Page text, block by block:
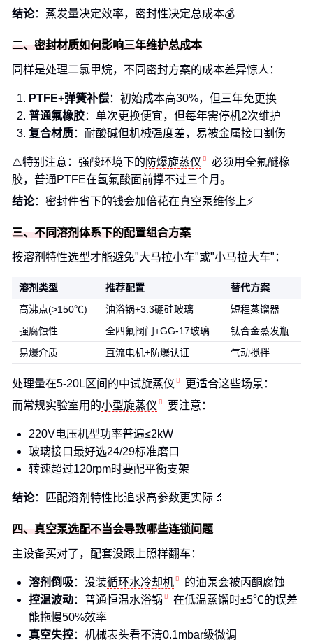
结论：蒸发量决定效率，密封性决定总成本💰
二、密封材质如何影响三年维护总成本
同样是处理二氯甲烷，不同密封方案的成本差异惊人：
PTFE+弹簧补偿：初始成本高30%，但三年免更换
普通氟橡胶：单次更换便宜，但每年需停机2次维护
复合材质：耐酸碱但机械强度差，易被金属接口割伤
⚠️特别注意：强酸环境下的 防爆旋蒸仪
必须用全氟醚橡
胶，普通PTFE在氢氟酸面前撑不过三个月。
结论：密封件省下的钱会加倍花在真空泵维修上⚡
三、不同溶剂体系下的配置组合方案
按溶剂特性选型才能避免"大马拉小车"或"小马拉大车"：
溶剂类型 推荐配置
替代方案
高沸点(>150℃)
油浴锅+3.3硼硅玻璃
短程蒸馏器
强腐蚀性
全四氟阀门+GG-17玻璃
钛合金蒸发瓶
易爆介质
直流电机+防爆认证 气动搅拌
处理量在5-20L区间的中试旋蒸仪
更适合这些场景：
而常规实验室用的小型旋蒸仪 要注意：
220V电压机型功率普遍≤2kW
玻璃接口最好选24/29标准磨口
转速超过120rpm时要配平衡支架
结论：匹配溶剂特性比追求高参数更实际🔬
四、真空泵选配不当会导致哪些连锁问题
主设备买对了，配套没跟上照样翻车：
溶剂倒吸：没装循环水冷却机
的油泵会被丙酮腐蚀
控温波动：普通恒温水浴锅
在低温蒸馏时±5℃的误差
能拖慢50%效率
真空失控：机械表头看不清0.1mbar级微调